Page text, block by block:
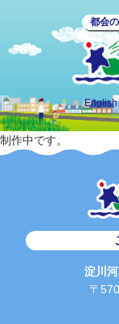
都会
English
制作中です。
淀川
〒